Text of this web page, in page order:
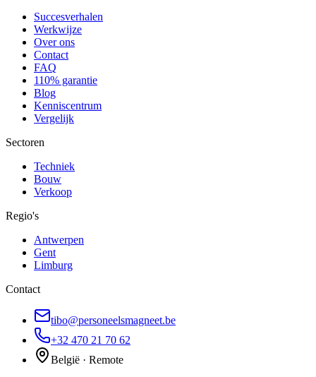
Succesverhalen
Werkwijze
Over ons
Contact
FAQ
110% garantie
Blog
Kenniscentrum
Vergelijk
Sectoren
Techniek
Bouw
Verkoop
Regio's
Antwerpen
Gent
Limburg
Contact
tibo@personeelsmagneet.be
+32 470 21 70 62
België · Remote